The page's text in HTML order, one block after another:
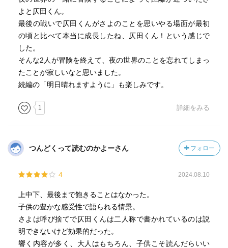
力を合わせ、知恵を振り絞りながら、
様々な試練に
ありのままの自分たちの力だけで立ち向かっていく二人を
僕は冒険者の先輩として、記憶に留め、応援し続けた。
勇敢で聡明な少女と誠実で心優しき少年の冒険譚を
寝る前に少しずつ少しずつ耽溺した日々は、
僕が秘密基地で過ごした
あの密やかな日々のように
胸躍る至福の時間だった。
冒険の記憶も人はみな忘れてしまう。
けれどそれでいいのだ。
誰にも頼れないということ。
よと仄田くん。
最後の戦いで仄田くんがさよのことを思いやる場面が最初
の頃と比べて本当に成長したね、仄田くん！という感じで
した。
そんな2人が冒険を終えて、夜の世界のことを忘れてしまっ
たことが寂しいなと思いました。
続編の「明日晴れますように」も楽しみです。
1 詳細をみる
つんどくって読むのかよーさん フォロー
4 2024.08.10
上中下、最後まで飽きることはなかった。
子供の豊かな感受性で語られる情景。
さよは呼び捨てで仄田くんは二人称で書かれているのは説
明できないけど効果的だった。
響く内容が多く、大人はもちろん、子供こそ読んだらいい